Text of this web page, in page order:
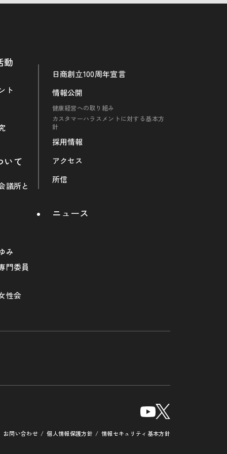
動
ト
いて
議所と
み
門委員
性会
日商創立100周年宣言
情報公開
健康経営への取り組み
カスタマーハラスメントに対する基本方
針
採用情報
アクセス
所信
ニュース
お問い合わせ 個人情報保護方針 情報セキュリティ基本方針